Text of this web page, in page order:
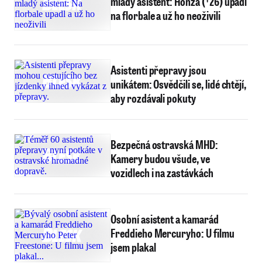
na florbale a už ho neoživili
Asistenti přepravy jsou
unikátem: Osvědčili se, lidé chtějí,
aby rozdávali pokuty
Bezpečná ostravská MHD:
Kamery budou všude, ve
vozidlech i na zastávkách
Osobní asistent a kamarád
Freddieho Mercuryho: U filmu
jsem plakal